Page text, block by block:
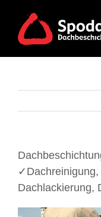
content
Dachlackierung,